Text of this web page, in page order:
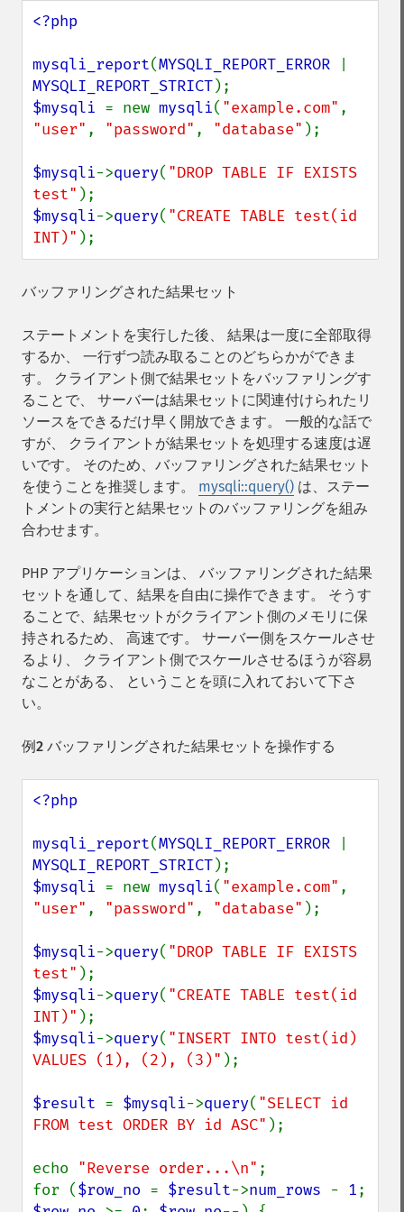
<?php
mysqli_report(MYSQLI_REPORT_ERROR
MYSQLI_REPORT_STRICT
$mysqli = new mysqli( "example.com"
"user" , "password" , "database" );
$mysqli->query( "DROP TABLE IF EXISTS
test"
$mysqli->query( "CREATE TABLE test(id
INT)" );
バッファリングされた結果セット
ステートメントを実行した後、 結果は一度に全部取得
するか、 一行ずつ読み取ることのどちらかができま
す。 クライアント側で結果セットをバッファリングす
ることで、 サーバーは結果セットに関連付けられたリ
ソースをできるだけ早く開放できます。 一般的な話で
すが、 クライアントが結果セットを処理する速度は遅
いです。 そのため、バッファリングされた結果セット
を使うことを推奨します。 mysqli::query() は、ステー
トメントの実行と結果セットのバッファリングを組み
合わせます。
PHP アプリケーションは、 バッファリングされた結果
セットを通して、結果を自由に操作できます。 そうす
ることで、結果セットがクライアント側のメモリに保
持されるため、 高速です。 サーバー側をスケールさせ
るより、 クライアント側でスケールさせるほうが容易
なことがある、 ということを頭に入れておいて下さ
い。
例2 バッファリングされた結果セットを操作する
<?php
mysqli_report(MYSQLI_REPORT_ERROR
MYSQLI_REPORT_STRICT
$mysqli = new mysqli( "example.com"
"user" , "password" , "database" );
$mysqli->query( "DROP TABLE IF EXISTS
test"
$mysqli->query( "CREATE TABLE test(id
INT)"
$mysqli->query( "INSERT INTO test(id)
VALUES (1), (2), (3)" );
$result = $mysqli->query( "SELECT id
FROM test ORDER BY id ASC" );
echo "Reverse order...\n" ;
for ($row_no = $result->num_rows - 1